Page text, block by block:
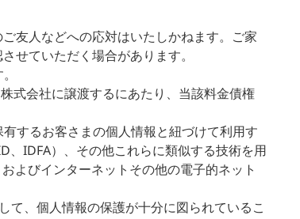
友人などへの応対はいたしかねます。ご家
せていただく場合があります。
式会社に譲渡するにあたり、当該料金債権
するお客さまの個人情報と紐づけて利用す
IDFA）、その他これらに類似する技術を用
よびインターネットその他の電子的ネット
て、個人情報の保護が十分に図られているこ